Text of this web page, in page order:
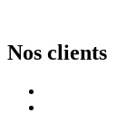
Nos clients